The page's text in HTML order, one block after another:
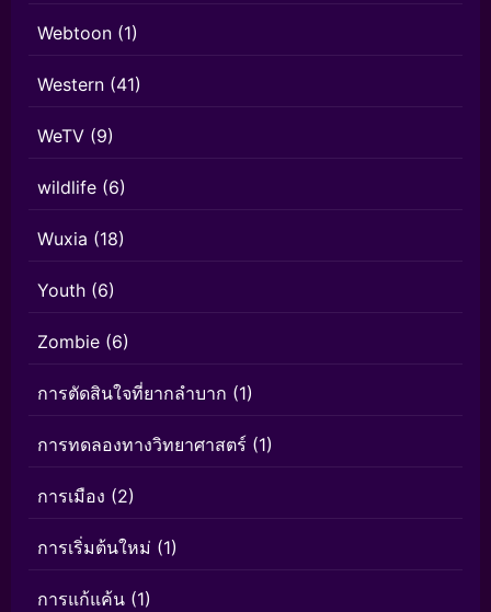
Webtoon (1)
Western (41)
WeTV (9)
wildlife (6)
Wuxia (18)
Youth (6)
Zombie (6)
การตัดสินใจที่ยากลำบาก (1)
การทดลองทางวิทยาศาสตร์ (1)
การเมือง (2)
การเริ่มต้นใหม่ (1)
การแก้แค้น (1)